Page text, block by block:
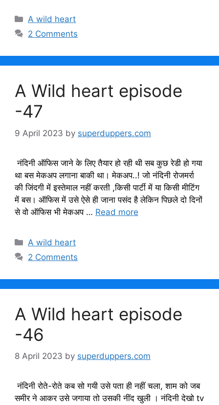
Categories
A wild heart
2 Comments
A Wild heart episode
-47
9 April 2023 by superduppers.com
नंदिनी ऑफिस जाने के लिए तैयार हो रही थी सब कुछ रेडी हो गया
था बस मेकअप लगाना बाकी था। मेकअप..! जो नंदिनी रोजमर्रा
की जिंदगी में इस्तेमाल नहीं करती ,किसी पार्टी में या किसी मीटिंग
में बस। ऑफिस में उसे ऐसे ही जाना पसंद है लेकिन पिछले दो दिनों
से वो ऑफिस भी मेकअप … Read more
Categories
A wild heart
2 Comments
A Wild heart episode
-46
8 April 2023 by superduppers.com
नंदिनी रोते-रोते कब सो गयी उसे पता ही नहीं चला, शाम को जब
समीर ने आकर उसे जगाया तो उसकी नींद खुली । नंदिनी देखो tv